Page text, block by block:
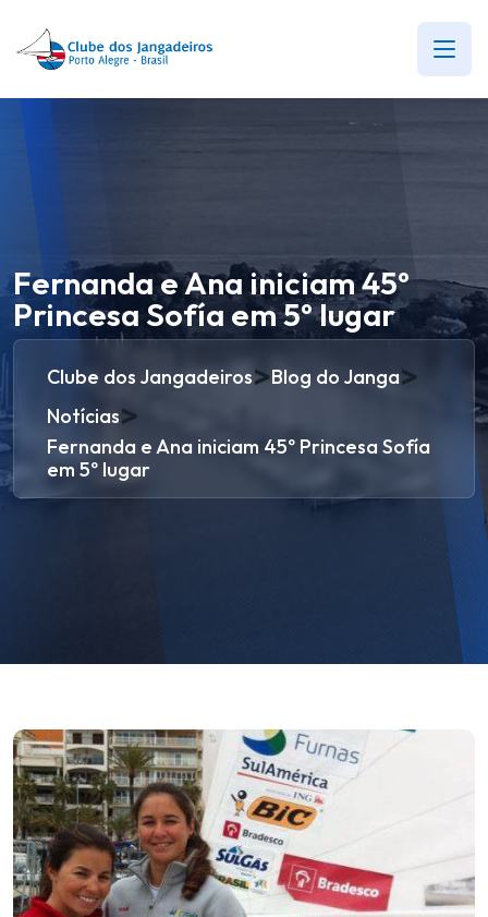
Fernanda e Ana iniciam 45º
Princesa Sofía em 5º lugar
Clube dos Jangadeiros>Blog do Janga>
Notícias>
Fernanda e Ana iniciam 45º Princesa Sofía
em 5º lugar